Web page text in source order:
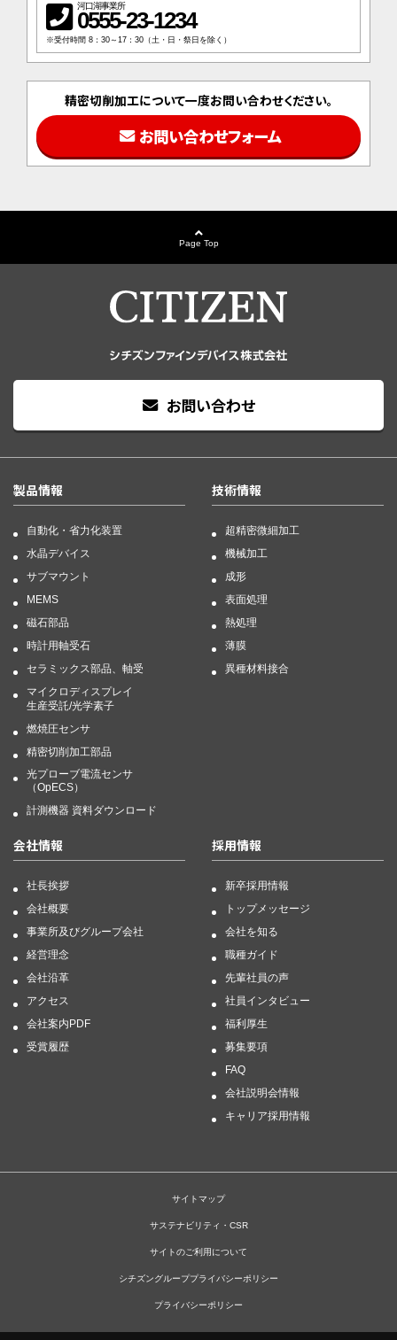
河口湖事業所
0555-23-1234
※受付時間 8：30～17：30（土・日・祭日を除く）
精密切削加工について一度お問い合わせください。
お問い合わせフォーム
Page Top
お問い合わせ
製品情報
自動化・省力化装置
水晶デバイス
サブマウント
MEMS
磁石部品
時計用軸受石
セラミックス部品、軸受
マイクロディスプレイ
生産受託/光学素子
燃焼圧センサ
精密切削加工部品
光プローブ電流センサ
（OpECS）
計測機器 資料ダウンロード
技術情報
超精密微細加工
機械加工
成形
表面処理
熱処理
薄膜
異種材料接合
会社情報
社長挨拶
会社概要
事業所及びグループ会社
経営理念
会社沿革
アクセス
会社案内PDF
受賞履歴
採用情報
新卒採用情報
トップメッセージ
会社を知る
職種ガイド
先輩社員の声
社員インタビュー
福利厚生
募集要項
FAQ
会社説明会情報
キャリア採用情報
サイトマップ
サステナビリティ・CSR
サイトのご利用について
シチズングループプライバシーポリシー
プライバシーポリシー